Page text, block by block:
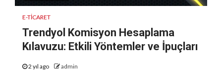
E-TICARET
Trendyol Komisyon Hesaplama
Kılavuzu: Etkili Yöntemler ve İpuçları
2 yıl ago admin